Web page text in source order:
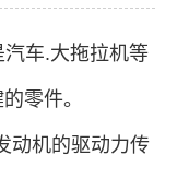
汽车.大拖拉机等
零件。
动机的驱动力传